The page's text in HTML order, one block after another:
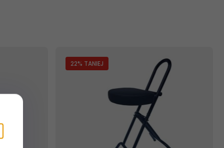
22% TANIEJ